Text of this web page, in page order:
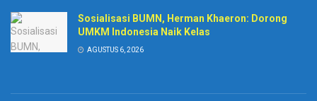
Sosialisasi BUMN, Herman Khaeron: Dorong
UMKM Indonesia Naik Kelas
AGUSTUS 6, 2026